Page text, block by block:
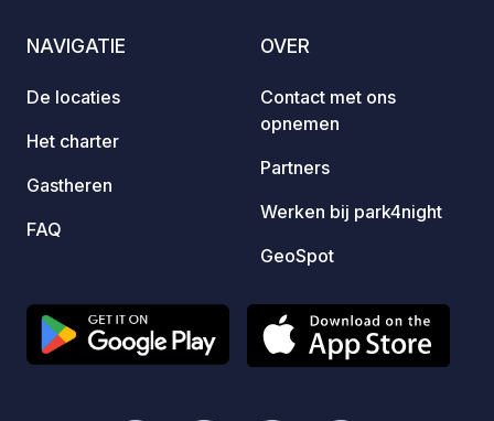
fietsroute R10 u in slechts 10 minuten
NAVIGATIE
De locaties
Het charter
Gastheren
FAQ
OVER
Contact met ons
opnemen
Partners
Werken bij park4night
GeoSpot